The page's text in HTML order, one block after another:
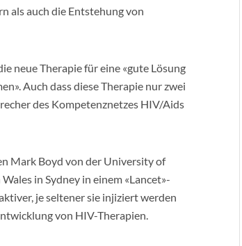
als auch die Entstehung von
neue Therapie für eine «gute Lösung
Auch dass diese Therapie nur zwei
des Kompetenznetzes HIV/Aids
Mark Boyd von der University of
in Sydney in einem «Lancet»-
je seltener sie injiziert werden
von HIV-Therapien.